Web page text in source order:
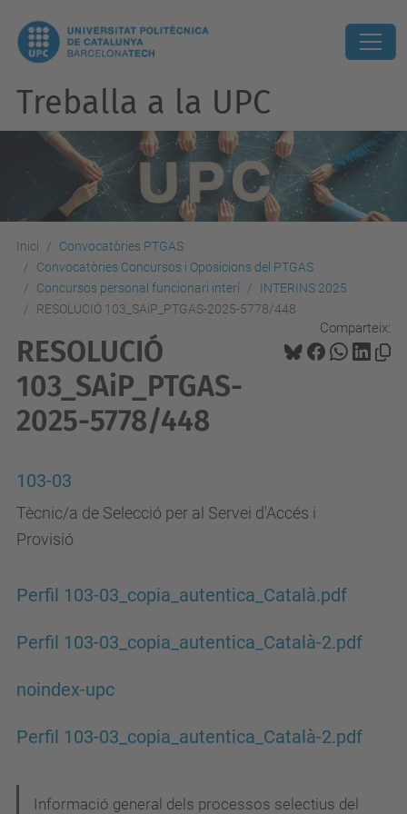
Treballa a la UPC
Inici
Convocatòries PTGAS
Convocatòries Concursos i Oposicions del PTGAS
Concursos personal funcionari interí
INTERINS 2025
RESOLUCIÓ 103_SAiP_PTGAS-2025-5778/448
Comparteix:
RESOLUCIÓ
103_SAiP_PTGAS-
2025-5778/448
103-03
Tècnic/a de Selecció per al Servei d'Accés i
Provisió
Perfil 103-03_copia_autentica_Català.pdf
Perfil 103-03_copia_autentica_Català-2.pdf
noindex-upc
Perfil 103-03_copia_autentica_Català-2.pdf
Informació general dels processos selectius del